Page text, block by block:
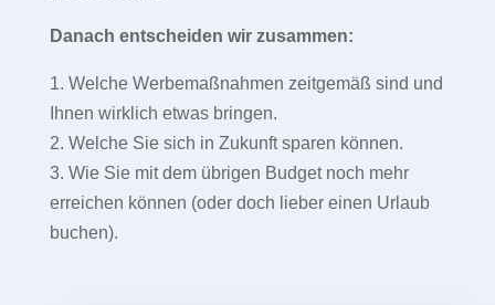
Danach entscheiden wir zusammen:
1. Welche Werbemaßnahmen zeitgemäß sind und
Ihnen wirklich etwas bringen.
2. Welche Sie sich in Zukunft sparen können.
3. Wie Sie mit dem übrigen Budget noch mehr
erreichen können (oder doch lieber einen Urlaub
buchen).